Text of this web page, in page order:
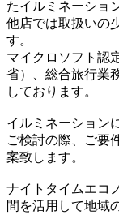
たイルミネーショ
他店では取扱いの
す。
マイクロソフト認
省）、総合旅行業
しております。
イルミネーション
ご検討の際、ご要
案致します。
ナイトタイムエコ
間を活用して地域